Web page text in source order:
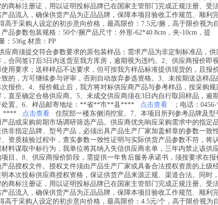
商标注册证，用以证明投标品牌已在国家主管部门完成正规注册、受
品流入，确保供货产品为正品品牌，保障本项目验收工作规范、顺利
高于采购人设定的初步意向价格，最高限价：7.5元/捆，高于限价视为
品参数包装规格：50个/捆产品尺寸：外形-62*40.8cm，夹-10cm，提
：536g 材质：PP
应商须提交符合参数要求的原包装样品；需求产品为非定制标准品，供
合同签订后3日内送货至我方库房，逾期视为违约。2、供应商报价即
用要求；送样样品不达要求，但可按我方样品标准提供现货的，且报
的，方可继续参与评审，否则自动放弃参选资格。3、未按期送达样品
报价。4、报价截止后，我方将对标供应商产品与参考样品，按采购规
直至确定合格供应商。5、未成交供应商须在3日内自行取回样品，逾
处置。6、样品邮寄地址：**省**市**县****
点击查看
；电话：
****
点击查看
住院部一楼东侧消控室。7、本项目所列参考品牌及型
品或采购前期市场调研筛选产品。供应商优先响应采购需求中的指定
非指定品牌、型号产品，必须出具产品生产厂家加盖鲜章的参数一致
资质核验过程中，查实参数一致性证明与实际供货产品参数不符，将
料谋取中标行为，我单位将其纳入失信供应商名单，三年内禁止该供
目。8、供应商报价阶段，需提供一年售后服务承诺书，须按要求在报
品授权文件。授权文件须由产品生产厂家或具备合法授权资质的上级
本次投标供应商授权资格，保证供货产品来源正规、渠道合法。同时
商标注册证，用以证明投标品牌已在国家主管部门完成正规注册、受
品流入，确保供货产品为正品品牌，保障本项目验收工作规范、顺利
高于采购人设定的初步意向价格，最高限价：4.5元/个，高于限价视为